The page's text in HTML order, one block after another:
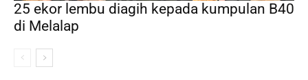
25 ekor lembu diagih kepada kumpulan B40
di Melalap